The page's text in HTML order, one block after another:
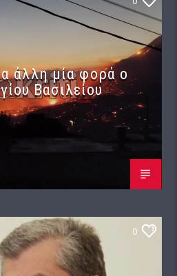
άλλη μία φορά ο
Βασιλείου
0